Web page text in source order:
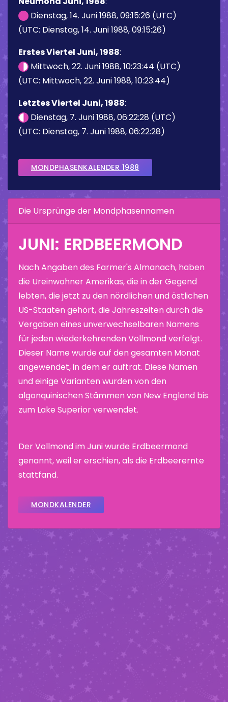
Dienstag, 14. Juni 1988, 09:15:26 (UTC)
(UTC: Dienstag, 14. Juni 1988, 09:15:26)
Erstes Viertel Juni, 1988:
Mittwoch, 22. Juni 1988, 10:23:44 (UTC)
(UTC: Mittwoch, 22. Juni 1988, 10:23:44)
Letztes Viertel Juni, 1988:
Dienstag, 7. Juni 1988, 06:22:28 (UTC)
(UTC: Dienstag, 7. Juni 1988, 06:22:28)
MONDPHASENKALENDER 1988
Die Ursprünge der Mondphasennamen
JUNI: ERDBEERMOND
Nach Angaben des Farmer's Almanach, haben
die Ureinwohner Amerikas, die in der Gegend
lebten, die jetzt zu den nördlichen und östlichen
US-Staaten gehört, die Jahreszeiten durch die
Vergaben eines unverwechselbaren Namens
für jeden wiederkehrenden Vollmond verfolgt.
Dieser Name wurde auf den gesamten Monat
angewendet, in dem er auftrat. Diese Namen
und einige Varianten wurden von den
algonquinischen Stämmen von New England bis
zum Lake Superior verwendet.
Der Vollmond im Juni wurde Erdbeermond
genannt, weil er erschien, als die Erdbeerernte
stattfand.
MONDKALENDER